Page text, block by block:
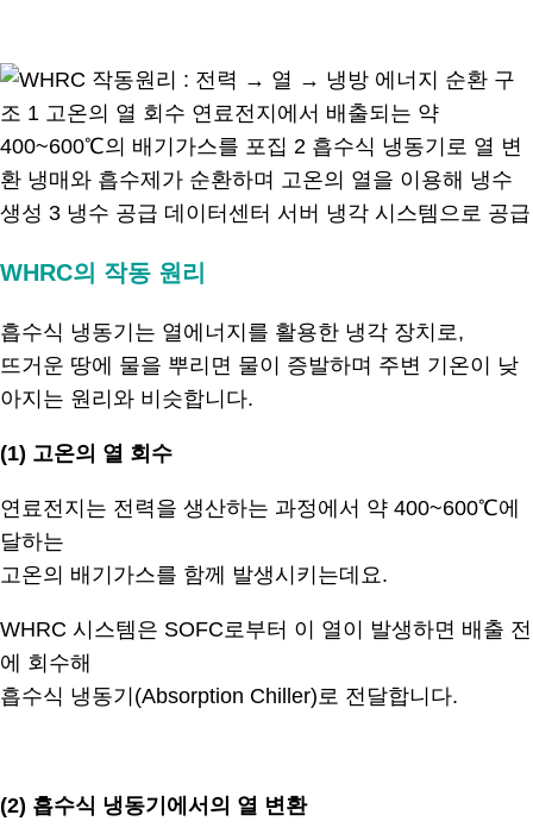
WHRC의 작동 원리
흡수식 냉동기는 열에너지를 활용한 냉각 장치로,
뜨거운 땅에 물을 뿌리면 물이 증발하며 주변 기온이 낮
아지는 원리와 비슷합니다.
(1) 고온의 열 회수
연료전지는 전력을 생산하는 과정에서 약 400~600℃에
달하는
고온의 배기가스를 함께 발생시키는데요.
WHRC 시스템은 SOFC로부터 이 열이 발생하면 배출 전
에 회수해
흡수식 냉동기(Absorption Chiller)로 전달합니다.
(2) 흡수식 냉동기에서의 열 변환